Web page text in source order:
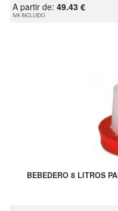
A partir de: 49.43 €
IVA INCLUIDO
BEBEDERO 8 LITROS